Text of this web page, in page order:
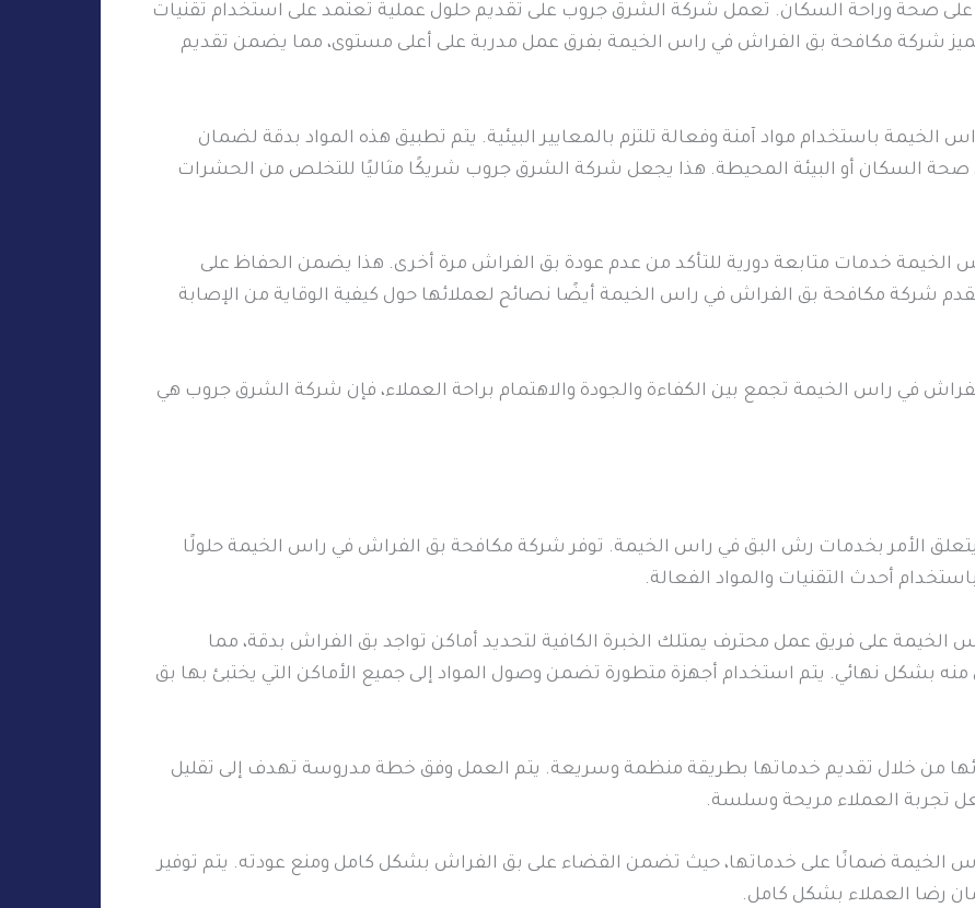
صحة وراحة السكان. تعمل شركة الشرق جروب على تقديم حلول عملية تعتمد على استخدام تقنيات
شركة مكافحة بق الفراش في راس الخيمة بفرق عمل مدربة على أعلى مستوى، مما يضمن تقديم
الخيمة باستخدام مواد آمنة وفعالة تلتزم بالمعايير البيئية. يتم تطبيق هذه المواد بدقة لضمان
صحة السكان أو البيئة المحيطة. هذا يجعل شركة الشرق جروب شريكًا مثاليًا للتخلص من الحشرات
الخيمة خدمات متابعة دورية للتأكد من عدم عودة بق الفراش مرة أخرى. هذا يضمن الحفاظ على
شركة مكافحة بق الفراش في راس الخيمة أيضًا نصائح لعملائها حول كيفية الوقاية من الإصابة
في راس الخيمة تجمع بين الكفاءة والجودة والاهتمام براحة العملاء، فإن شركة الشرق جروب هي
الأمر بخدمات رش البق في راس الخيمة. توفر شركة مكافحة بق الفراش في راس الخيمة حلولًا
أحدث التقنيات والمواد الفعالة.
على فريق عمل محترف يمتلك الخبرة الكافية لتحديد أماكن تواجد بق الفراش بدقة، مما
بشكل نهائي. يتم استخدام أجهزة متطورة تضمن وصول المواد إلى جميع الأماكن التي يختبئ بها بق
من خلال تقديم خدماتها بطريقة منظمة وسريعة. يتم العمل وفق خطة مدروسة تهدف إلى تقليل
تجربة العملاء مريحة وسلسة.
الخيمة ضمانًا على خدماتها، حيث تضمن القضاء على بق الفراش بشكل كامل ومنع عودته. يتم توفير
رضا العملاء بشكل كامل.